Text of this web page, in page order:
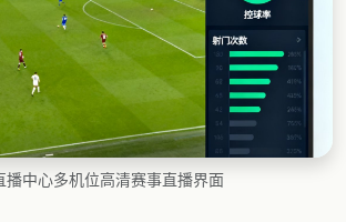
中心多机位高清赛事直播界面